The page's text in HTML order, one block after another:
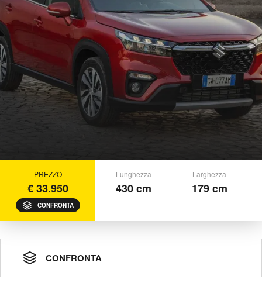
PREZZO
€ 33.950
CONFRONTA
Lunghezza
430 cm
Larghezza
179 cm
CONFRONTA